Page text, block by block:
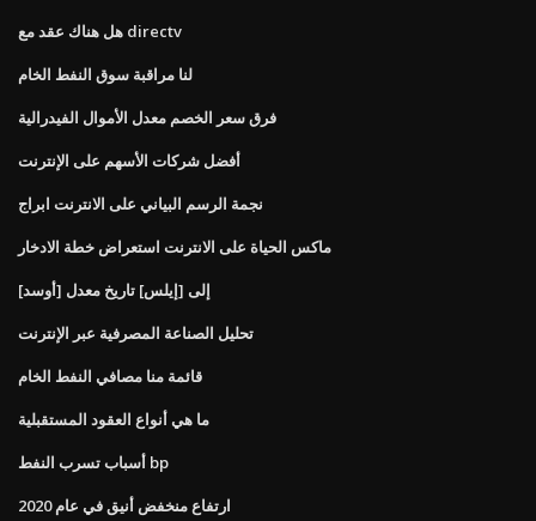
هل هناك عقد مع directv
لنا مراقبة سوق النفط الخام
فرق سعر الخصم معدل الأموال الفيدرالية
أفضل شركات الأسهم على الإنترنت
نجمة الرسم البياني على الانترنت ابراج
ماكس الحياة على الانترنت استعراض خطة الادخار
[أوسد] إلى [إيلس] تاريخ معدل
تحليل الصناعة المصرفية عبر الإنترنت
قائمة منا مصافي النفط الخام
ما هي أنواع العقود المستقبلية
أسباب تسرب النفط bp
ارتفاع منخفض أنيق في عام 2020